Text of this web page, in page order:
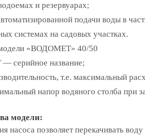
и резервуарах;
подачи воды в
системах на садовых участках.
«ВОДОМЕТ» 40/50
серийное название;
т.е. максимальный
напор водяного столба при
модели:
насоса позволяет перекачивать